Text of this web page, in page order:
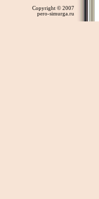
Copyright © 2007
pero-simurga.ru